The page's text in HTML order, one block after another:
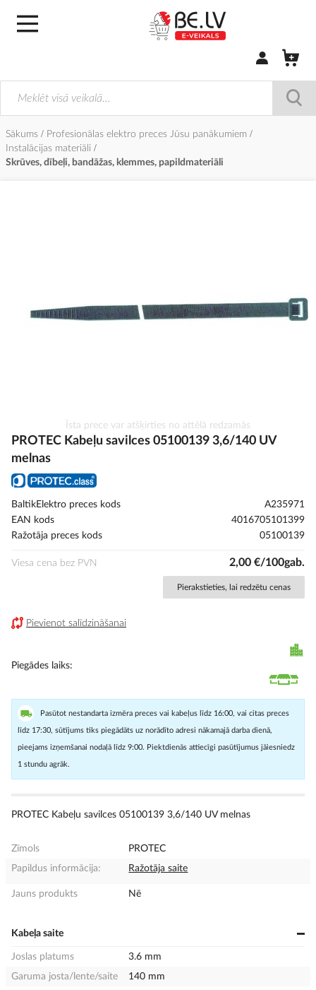
Pierakstīties/
Sākums
Profesionālas elektro preces Jūsu panākumiem
Instalācijas materiāli
Skrūves, dībeļi, bandāžas, klemmes, papildmateriāli
uz
galerijas
Īsta prece var atšķirties no attēlā redzamās
PROTEC Kabeļu savilces 05100139 3,6/140 UV
melnas
BaltikElektro preces kods
A235971
EAN kods
4016705101399
Ražotāja preces kods
05100139
Viesa cena bez PVN 2,00 €/100gab.
Pierakstieties, lai redzētu cenas
Pievienot salīdzināšanai
Piegādes laiks
Pasūtot nestandarta izmēra preces vai kabeļus līdz 16:00, vai citas preces
līdz 17:30, sūtījums tiks piegādāts uz norādīto adresi nākamajā darba dienā,
pieejams izņemšanai nodaļā līdz 9:00. Piektdienās attiecīgi pasūtījumus jāiesniedz
1 stundu agrāk.
PROTEC Kabeļu savilces 05100139 3,6/140 UV melnas
Zīmols
PROTEC
Papildus informācija:
Ražotāja saite
Jauns produkts Nē
Kabeļa saite
Joslas platums
3.6 mm
Garuma josta/lente/saite
140 mm